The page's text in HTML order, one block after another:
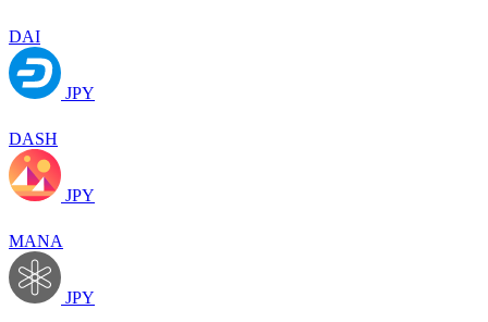
DAI
JPY
DASH
JPY
MANA
JPY